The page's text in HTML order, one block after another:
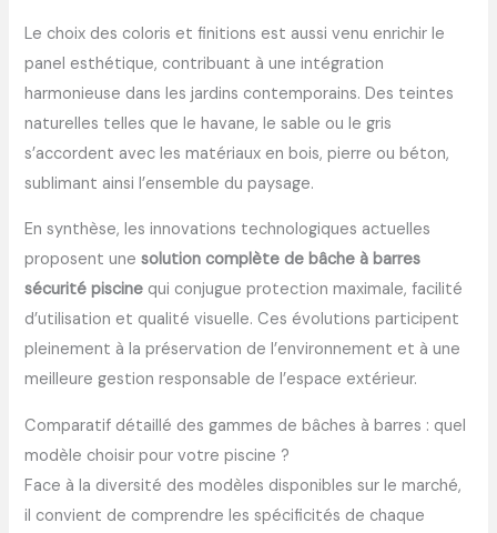
Le choix des coloris et finitions est aussi venu enrichir le
panel esthétique, contribuant à une intégration
harmonieuse dans les jardins contemporains. Des teintes
naturelles telles que le havane, le sable ou le gris
s’accordent avec les matériaux en bois, pierre ou béton,
sublimant ainsi l’ensemble du paysage.
En synthèse, les innovations technologiques actuelles
proposent unesolution complète de bâche à barres
sécurité piscine qui conjugue protection maximale, facilité
d’utilisation et qualité visuelle. Ces évolutions participent
pleinement à la préservation de l’environnement et à une
meilleure gestion responsable de l’espace extérieur.
Comparatif détaillé des gammes de bâches à barres : quel
modèle choisir pour votre piscine ?
Face à la diversité des modèles disponibles sur le marché,
il convient de comprendre les spécificités de chaque